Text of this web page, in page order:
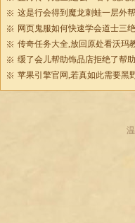
这是行会得到魔龙刺蛙一层外
网页鬼服如何快速学会道士三
传奇任务大全,放回原处看沃玛
缓了会儿帮助饰品店拒绝了帮助
苹果引擎官网,若真如此需要黑